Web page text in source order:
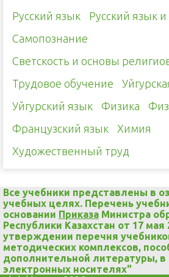
Русский язык
Русский язык
Самопознание
Светскость и основы
Трудовое обучение
Уйгурский язык
Физика
Французский язык
Химия
Художественный труд
Все учебники представлены в
учебных целях. Перечень
основании Приказа Министра
Республики Казахстан от 17
утверждении перечня
методических комплексов,
дополнительной литературы, в
электронных носителях"